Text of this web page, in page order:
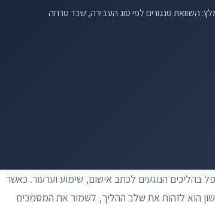
השוואת סנגורים לפי סוג העבירה, שכר טרחה
בהליכים הנוגעים לכתב אישום, שימוע וערעור. כאשר
הוא לזהות את שלב ההליך, לשמור את המסמכים